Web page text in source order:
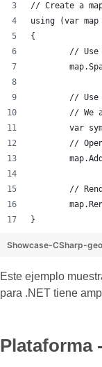
// Create a
using (var map
{
//
//
// We
var
//
//
}
Showcase-CSharp-
Este ejemplo
para .NET tiene
Plataforma